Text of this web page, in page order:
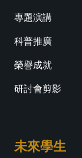
專題演講
科普推廣
榮譽成就
研討會剪影
未來學生